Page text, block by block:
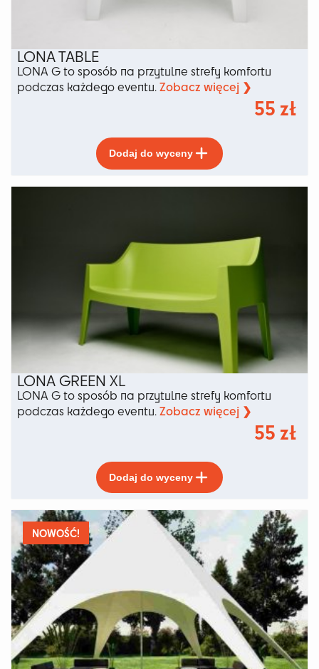
LONA TABLE
LONA G to sposób na przytulne strefy komfortu
podczas każdego eventu. Zobacz więcej ❯
55 zł
Dodaj do wyceny
produkt
ma
wiele
wybrać
produktu
LONA GREEN XL
LONA G to sposób na przytulne strefy komfortu
podczas każdego eventu. Zobacz więcej ❯
55 zł
Dodaj do wyceny
produkt
ma
wiele
wariantów.
Opcje
można
stronie
produktu
NOWOŚĆ!